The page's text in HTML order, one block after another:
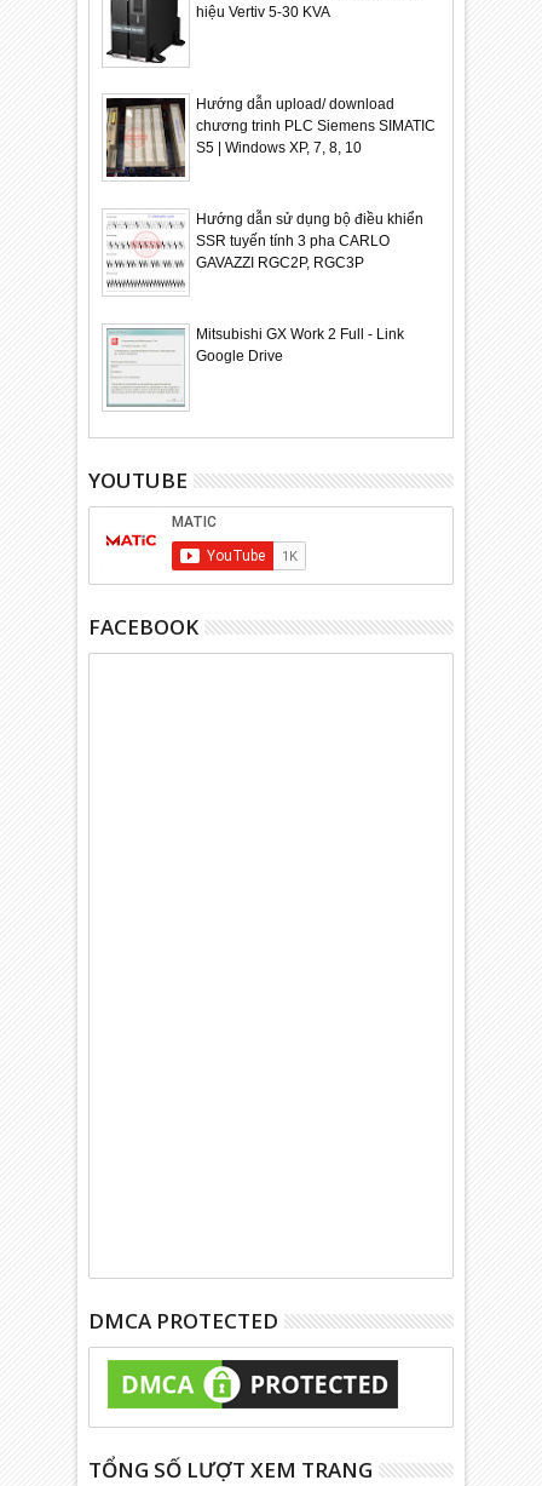
hiệu Vertiv 5-30 KVA
Hướng dẫn upload/ download
chương trinh PLC Siemens SIMATIC
S5 | Windows XP, 7, 8, 10
Hướng dẫn sử dụng bộ điều khiển
SSR tuyến tính 3 pha CARLO
GAVAZZI RGC2P, RGC3P
Mitsubishi GX Work 2 Full - Link
Google Drive
YOUTUBE
FACEBOOK
DMCA PROTECTED
TỔNG SỐ LƯỢT XEM TRANG